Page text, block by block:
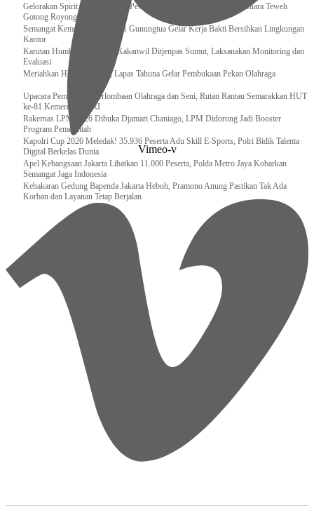
Gelorakan Spirit Kemerdekaan, Petugas dan Warga Binaan Lapas Muara Teweh
Gotong Royong Kurve Masjid
Semangat Kemerdekaan, Lapas Gunungtua Gelar Kerja Bakti Bersihkan Lingkungan
Kantor
Karutan Humbahas Sambut Kakanwil Ditjenpas Sumut, Laksanakan Monitoring dan
Evaluasi
Meriahkan HUT RI ke-81, Lapas Tahuna Gelar Pembukaan Pekan Olahraga
Upacara Pembukaan Perlombaan Olahraga dan Seni, Rutan Rantau Semarakkan HUT
ke-81 Kemerdekaan RI
Rakernas LPM 2026 Dibuka Djamari Chaniago, LPM Didorong Jadi Booster
Program Pemerintah
Kapolri Cup 2026 Meledak! 35.936 Peserta Adu Skill E-Sports, Polri Bidik Talenta
Digital Berkelas Dunia
Apel Kebangsaan Jakarta Libatkan 11.000 Peserta, Polda Metro Jaya Kobarkan
Semangat Jaga Indonesia
Kebakaran Gedung Bapenda Jakarta Heboh, Pramono Anung Pastikan Tak Ada
Korban dan Layanan Tetap Berjalan
Vimeo-v